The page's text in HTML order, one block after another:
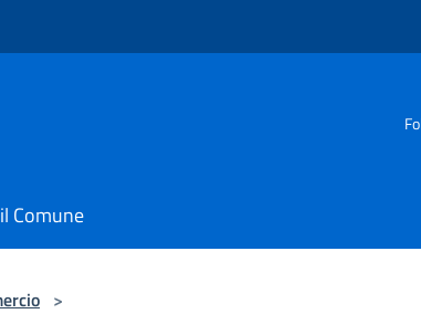
Comune
>